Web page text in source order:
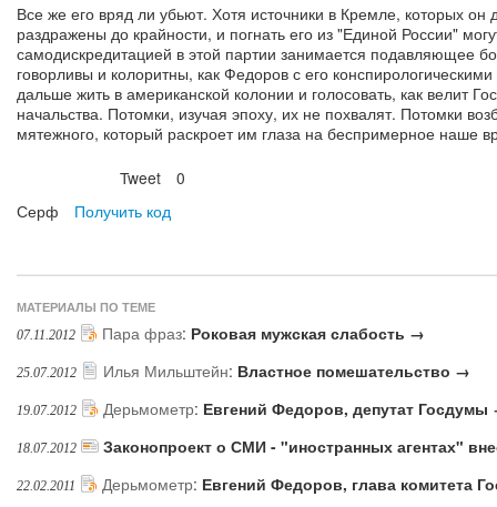
Все же его вряд ли убьют. Хотя источники в Кремле, которых
раздражены до крайности, и погнать его из "Единой России"
самодискредитацией в этой партии занимается подавляющее
говорливы и колоритны, как Федоров с его
дальше жить в американской колонии и голосовать, как велит
начальства. Потомки, изучая эпоху, их не похвалят. Потомки
мятежного, который раскроет им глаза на беспримерное наше
Tweet
0
Серф
Получить код
МАТЕРИАЛЫ ПО ТЕМЕ
07.11.2012 Пара фраз: Роковая мужская слабость →
25.07.2012 Илья Мильштейн: Властное помешательство →
19.07.2012 Дерьмометр: Евгений Федоров, депутат
18.07.2012 Законопроект о СМИ - "иностранных агентах"
22.02.2011 Дерьмометр: Евгений Федоров, глава комитета